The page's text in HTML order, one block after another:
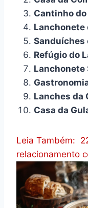
Cantinho
Lanchonete
Sanduíches
Refúgio do
Lanchonete
Lanches da
Casa da
Leia Também:
relacionamento